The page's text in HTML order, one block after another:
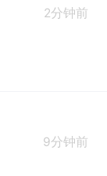
2分钟前
9分钟前